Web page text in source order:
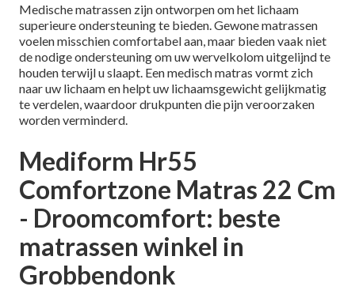
Medische matrassen zijn ontworpen om het lichaam
superieure ondersteuning te bieden. Gewone matrassen
voelen misschien comfortabel aan, maar bieden vaak niet
de nodige ondersteuning om uw wervelkolom uitgelijnd te
houden terwijl u slaapt. Een medisch matras vormt zich
naar uw lichaam en helpt uw lichaamsgewicht gelijkmatig
te verdelen, waardoor drukpunten die pijn veroorzaken
worden verminderd.
Mediform Hr55
Comfortzone Matras 22 Cm
- Droomcomfort: beste
matrassen winkel in
Grobbendonk